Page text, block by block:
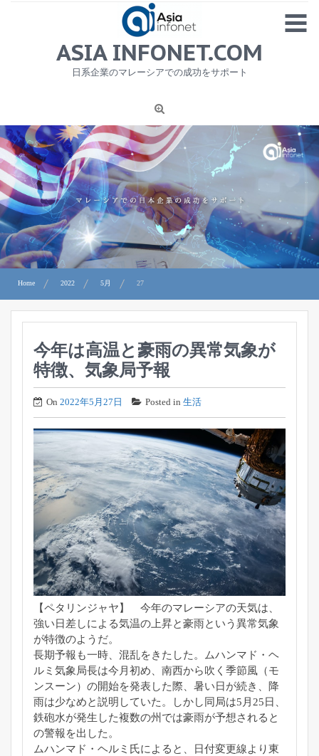
MENU
1
ニュース
労務サービス
プライバシーポリシー及び著作権について
お問合せ
ASIA INFONET.COM
日系企業のマレーシアでの成功をサポート
Home 2022 5月 27
今年は高温と豪雨の異常気象が
特徴、気象局予報
On 2022年5月27日 Posted in 生活
【ペタリンジャヤ】 今年のマレーシアの天気は、
強い日差しによる気温の上昇と豪雨という異常気象
が特徴のようだ。
長期予報も一時、混乱をきたした。ムハンマド・ ヘ
ルミ気象局長は今月初め、南西から吹く季節風（モ
ンスーン） の開始を発表した際、暑い日が続き、
降
雨は少なめと説明していた。しかし同局は5月25日、
鉄砲水が発生した複数の州では豪雨が予想されると
の警報を出した。
ムハンマド・ヘルミ氏によると、
日付変更線より東